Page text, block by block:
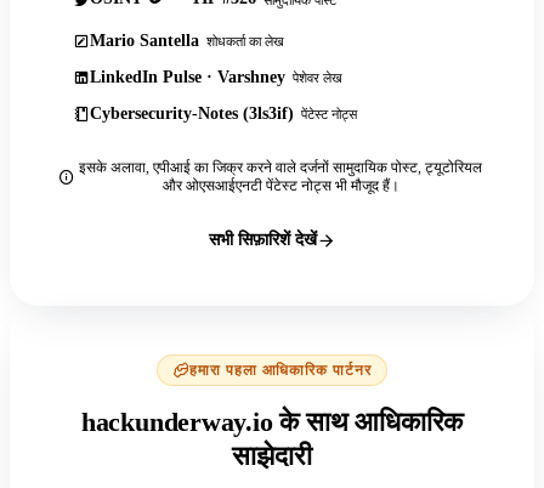
Mario Santella शोधकर्ता का लेख
LinkedIn Pulse · Varshney पेशेवर लेख
Cybersecurity-Notes (3ls3if) पेंटेस्ट नोट्स
इसके अलावा, एपीआई का जिक्र करने वाले दर्जनों सामुदायिक पोस्ट, ट्यूटोरियल
और ओएसआईएनटी पेंटेस्ट नोट्स भी मौजूद हैं।
सभी सिफ़ारिशें देखें
हमारा पहला आधिकारिक पार्टनर
hackunderway.io के साथ आधिकारिक
साझेदारी